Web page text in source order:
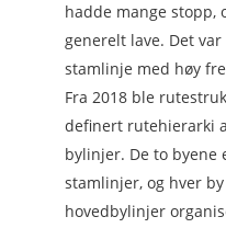
hadde mange stopp,
generelt lave. Det
stamlinje med høy
Fra 2018 ble
definert rutehierarki
bylinjer. De to
stamlinjer, og hver
hovedbylinjer